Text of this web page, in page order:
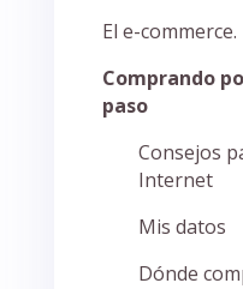
El e-commerce.
Comprando
paso
Consejos
Internet
Mis datos
Dónde